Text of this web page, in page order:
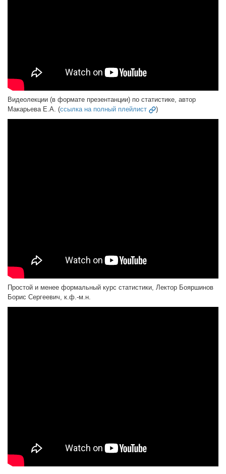
Видеолекции (в формате презентанции) по статистике, автор
Макарьева Е.А. (ссылка на полный плейлист )
Простой и менее формальный курс статистики, Лектор Бояршинов
Борис Сергеевич, к.ф.-м.н.